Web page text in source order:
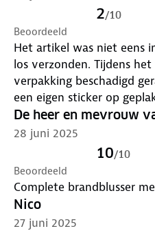
Inhoud van de verpakking
Brandblusser,
Features:
Voorkom ernstige
poederblusser
Met een gewicht van 2
brandblusser om in huis
Inclusief ophangbeugel
brandblusser op kunt
gewenste plek
Geschikt voor
Voldoet aan de
2/10
Beoordeeld
Het artikel was niet eens
los verzonden. Tijdens het transport is de
verpakking beschadigd
een eigen sticker op
Gezien de staat van de
direct teruggestuurd. Erg teleurstellend. De
afhandeling van
geregeld. Geen fijne
De heer en mevrouw
28 juni 2025
10/10
Beoordeeld
Complete brandblusser
Nico
27 juni 2025